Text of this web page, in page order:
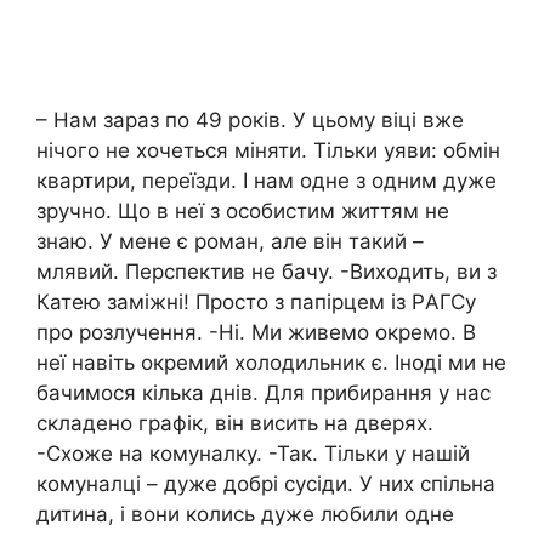
– Нам зараз по 49 років. У цьому віці вже
нічого не хочеться міняти. Тільки уяви: обмін
квартири, переїзди. І нам одне з одним дуже
зручно. Що в неї з особистим життям не
знаю. У мене є pоман, але він такий –
млявий. Перспектив не бачу. -Виходить, ви з
Катею замiжні! Просто з папірцем із PАГСу
про розлyчення. -Ні. Ми живемо окремо. В
неї навіть окремий холодильник є. Іноді ми не
бачимося кілька днів. Для прибирання у нас
складено графік, він висить на дверях.
-Схоже на комуналку. -Так. Тільки у нашій
комуналці – дуже добрі сусіди. У них спільна
дитина, і вони колись дуже любили одне